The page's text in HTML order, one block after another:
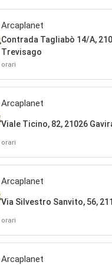
Arcaplanet
Contrada Tagliabò 14/A,
Trevisago
orari
Arcaplanet
Viale Ticino, 82, 21026
orari
Arcaplanet
Via Silvestro Sanvito, 56,
orari
Arcaplanet